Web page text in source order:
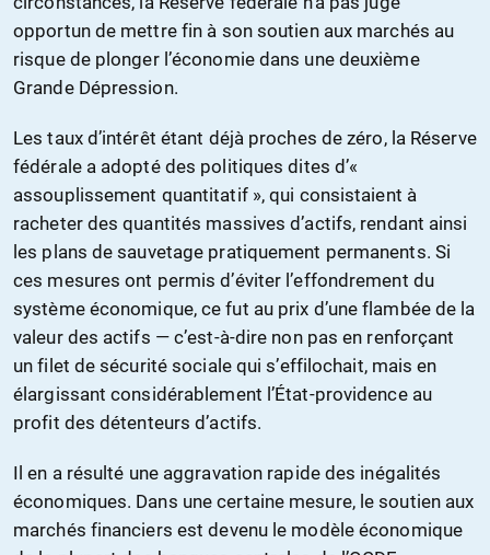
opportun de mettre fin à son soutien aux marchés au
risque de plonger l’économie dans une deuxième
Grande Dépression.
Les taux d’intérêt étant déjà proches de zéro, la Réserve
fédérale a adopté des politiques dites d’«
assouplissement quantitatif », qui consistaient à
racheter des quantités massives d’actifs, rendant ainsi
les plans de sauvetage pratiquement permanents. Si
ces mesures ont permis d’éviter l’effondrement du
système économique, ce fut au prix d’une flambée de la
valeur des actifs — c’est-à-dire non pas en renforçant
un filet de sécurité sociale qui s’effilochait, mais en
élargissant considérablement l’État-providence au
profit des détenteurs d’actifs.
Il en a résulté une aggravation rapide des inégalités
économiques. Dans une certaine mesure, le soutien aux
marchés financiers est devenu le modèle économique